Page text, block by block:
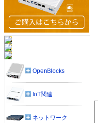
OpenBlocks
IoT関連
ネットワーク